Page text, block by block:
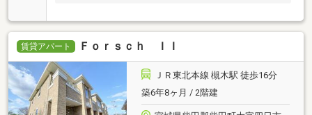
賃貸アパート Ｆｏｒｓｃｈ ＩＩ
ＪＲ東北本線 槻木駅 徒歩16分
築6年8ヶ月 / 2階建